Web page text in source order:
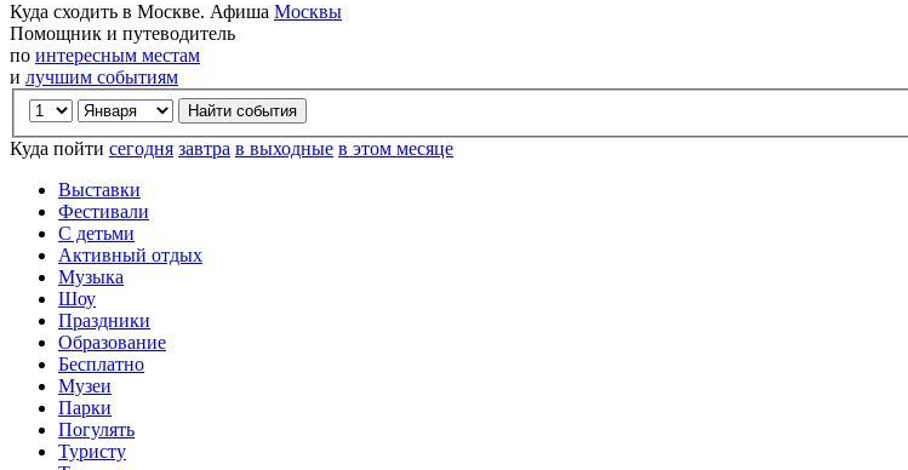
Куда сходить в Москве. Афиша Москвы
Помощник и путеводитель
по интересным местам
и лучшим событиям
Куда пойти сегодня завтра в выходные в этом месяце
Выставки
Фестивали
С детьми
Активный отдых
Музыка
Шоу
Праздники
Образование
Бесплатно
Музеи
Парки
Погулять
Туристу